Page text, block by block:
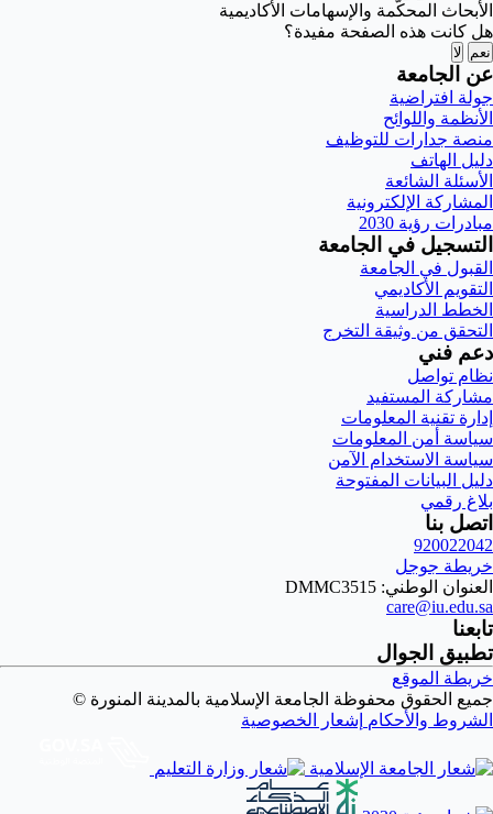
الأبحاث المحكّمة والإسهامات الأكاديمية
هل كانت هذه الصفحة مفيدة؟
نعم لا
عن الجامعة
جولة افتراضية
الأنظمة واللوائح
منصة جدارات للتوظيف
دليل الهاتف
الأسئلة الشائعة
المشاركة الإلكترونية
مبادرات رؤية 2030
التسجيل في الجامعة
القبول في الجامعة
التقويم الأكاديمي
الخطط الدراسية
التحقق من وثيقة التخرج
دعم فني
نظام تواصل
مشاركة المستفيد
إدارة تقنية المعلومات
سياسة أمن المعلومات
سياسة الاستخدام الآمن
دليل البيانات المفتوحة
بلاغ رقمي
اتصل بنا
920022042
خريطة جوجل
العنوان الوطني: DMMC3515
care@iu.edu.sa
تابعنا
تطبيق الجوال
خريطة الموقع
جميع الحقوق محفوظة الجامعة الإسلامية بالمدينة المنورة ©
الشروط والأحكام إشعار الخصوصية